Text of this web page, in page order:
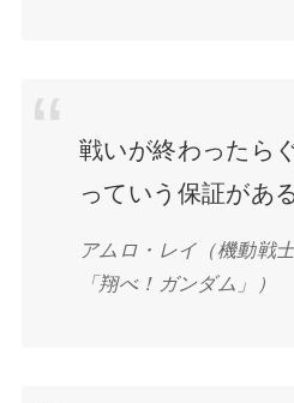
戦いが終わったら
っていう保証があ
アムロ・レイ（機動戦
「翔べ！ガンダム」）